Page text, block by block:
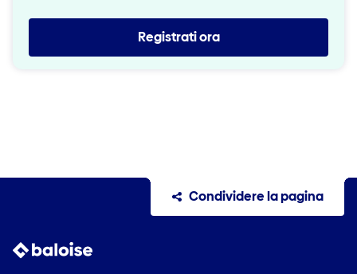
Registrati ora
Condividere la pagina